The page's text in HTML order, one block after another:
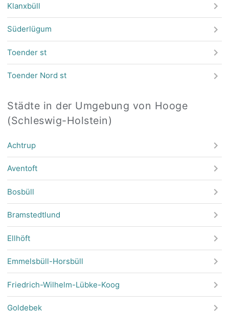
Klanxbüll
Süderlügum
Toender st
Toender Nord st
Städte in der Umgebung von Hooge
(Schleswig-Holstein)
Achtrup
Aventoft
Bosbüll
Bramstedtlund
Ellhöft
Emmelsbüll-Horsbüll
Friedrich-Wilhelm-Lübke-Koog
Goldebek